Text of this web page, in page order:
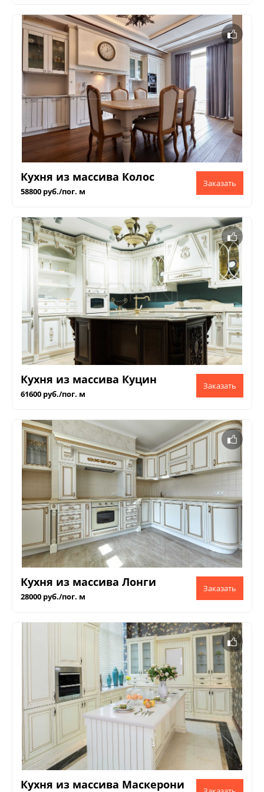
Кухня из массива Колос
58800 руб./пог. м
Кухня из массива Куцин
61600 руб./пог. м
Кухня из массива Лонги
28000 руб./пог. м
Кухня из массива Маскерони